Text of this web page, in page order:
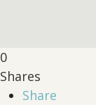
0
Shares
Share